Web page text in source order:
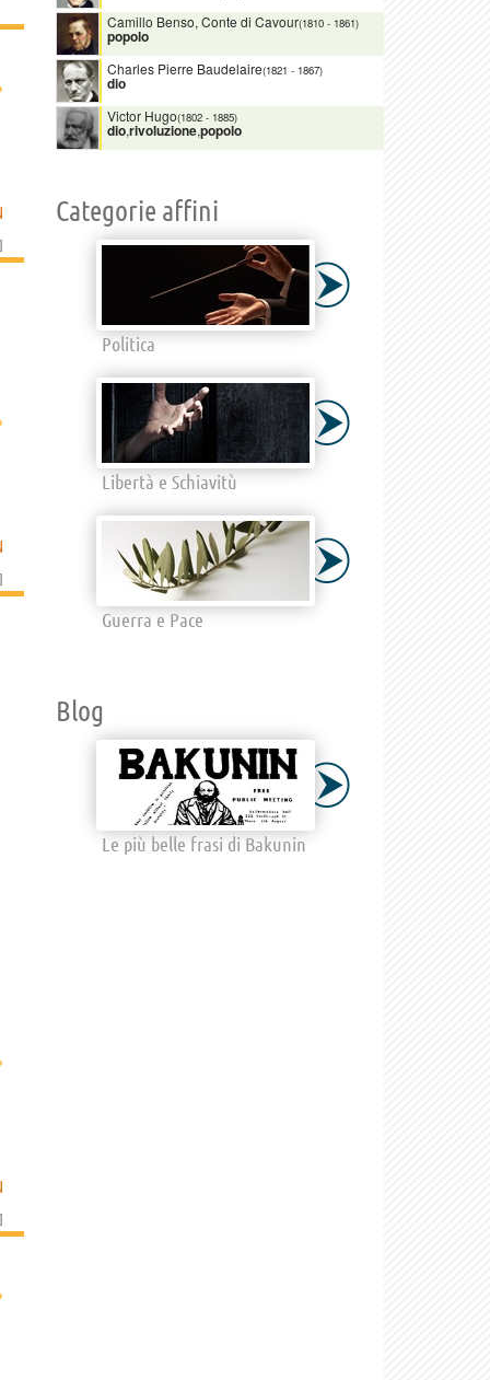
]
]
]
Camillo Benso, Conte di Cavour(1810 - 1861)
popolo
Charles Pierre Baudelaire(1821 - 1867)
dio
Victor Hugo(1802 - 1885)
dio,rivoluzione,popolo
Categorie affini
Politica
Libertà e Schiavitù
Guerra e Pace
Blog
Le più belle frasi di Bakunin